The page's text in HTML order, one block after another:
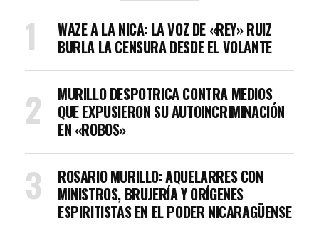
WAZE A LA NICA: LA VOZ DE «REY» RUIZ
BURLA LA CENSURA DESDE EL VOLANTE
MURILLO DESPOTRICA CONTRA MEDIOS
QUE EXPUSIERON SU AUTOINCRIMINACIÓN
EN «ROBOS»
ROSARIO MURILLO: AQUELARRES CON
MINISTROS, BRUJERÍA Y ORÍGENES
ESPIRITISTAS EN EL PODER NICARAGÜENSE